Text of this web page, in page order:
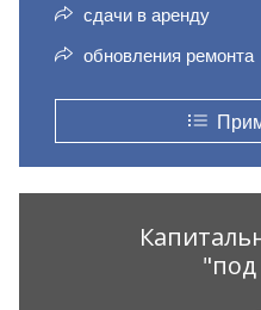
сдачи в аренду
обновления ремонта